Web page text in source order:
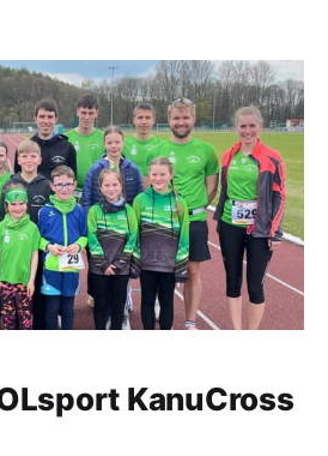
Athleten zahlreiche gute
Ergebnisse erzielen. Den Auftakt machte
KanuCross